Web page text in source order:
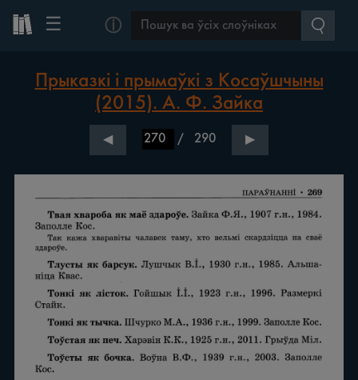
☰ ⓘ
Прыказкі і прымаўкі з Косаўшчыны
(2015). А. Ф. Зайка
◀ / 290 ▶